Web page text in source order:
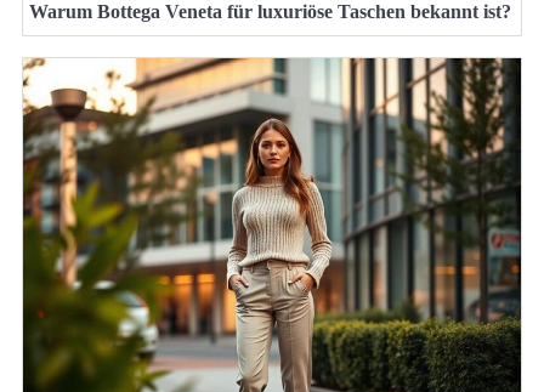
Warum Bottega Veneta für luxuriöse Taschen bekannt ist?